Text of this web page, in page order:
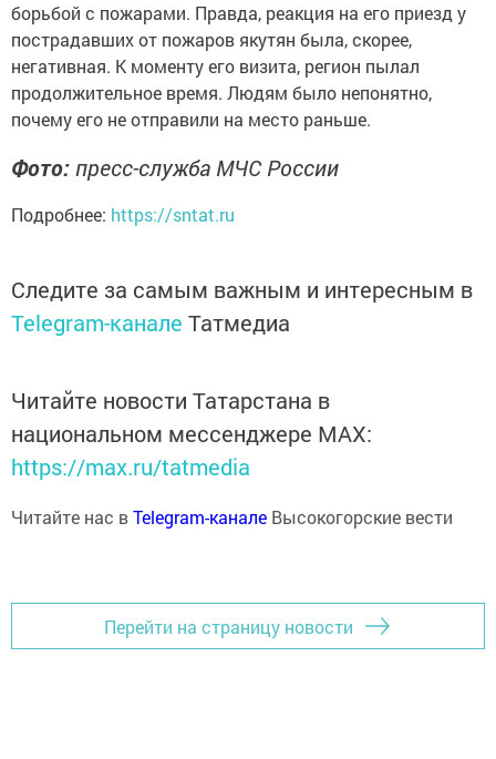
борьбой с пожарами. Правда, реакция на его приезд у
пострадавших от пожаров якутян была, скорее,
негативная. К моменту его визита, регион пылал
продолжительное время. Людям было непонятно,
почему его не отправили на место раньше.
Фото: пресс-служба МЧС России
Подробнее: https://sntat.ru
Следите за самым важным и интересным в
Telegram-канале Татмедиа
Читайте новости Татарстана в
национальном мессенджере MАХ:
https://max.ru/tatmedia
Читайте нас вTelegram-канале Высокогорские вести
Перейти на страницу новости